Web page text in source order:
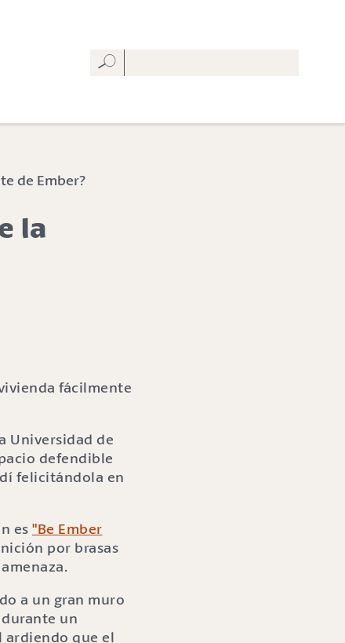
de Ember?
la
Universidad de
defendible
felicitándola en
es "Be Ember
por brasas
a un gran muro
un
ardiendo que el